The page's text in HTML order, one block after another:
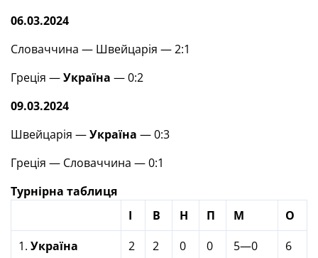
06.03.2024
Словаччина — Швейцарія — 2:1
Греція —Україна — 0:2
09.03.2024
Швейцарія —Україна — 0:3
Греція — Словаччина — 0:1
Турнірна таблиця
І
В Н П М
О
1. Україна 2 2 0 0 5—0
6